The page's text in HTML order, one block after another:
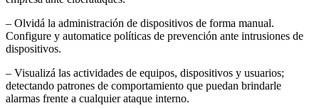
– Olvidá la administración de dispositivos de forma manual.
Configure y automatice políticas de prevención ante intrusiones de
dispositivos.
– Visualizá las actividades de equipos, dispositivos y usuarios;
detectando patrones de comportamiento que puedan brindarle
alarmas frente a cualquier ataque interno.